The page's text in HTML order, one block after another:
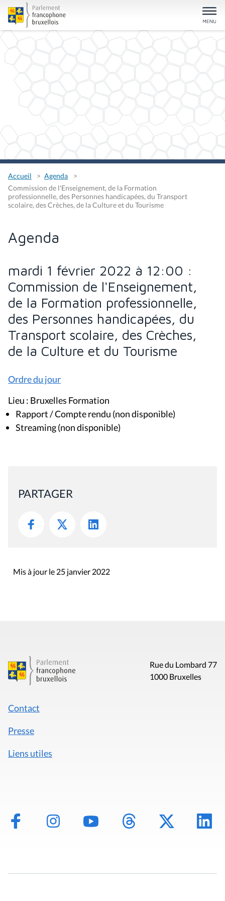
Accueil
Agenda
Commission de l'Enseignement, de la Formation
professionnelle, des Personnes handicapées, du Transport
scolaire, des Crèches, de la Culture et du Tourisme
Agenda
mardi 1 février 2022 à 12:00 :
Commission de l'Enseignement,
de la Formation professionnelle,
des Personnes handicapées, du
Transport scolaire, des Crèches,
de la Culture et du Tourisme
Ordre du jour
Lieu : Bruxelles Formation
Rapport / Compte rendu (non disponible)
Streaming (non disponible)
PARTAGER
Mis à jour le 25 janvier 2022
Rue du Lombard 77
1000 Bruxelles
Contact
Presse
Liens utiles